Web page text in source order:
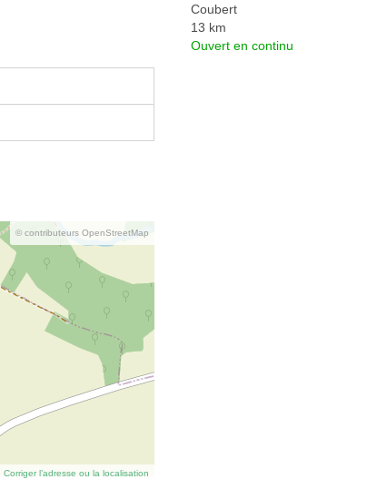
© contributeurs OpenStreetMap
Corriger l’adresse ou la localisation
Coubert
13 km
Ouvert en continu